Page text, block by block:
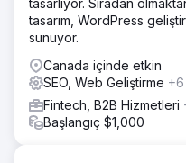
tasarım, WordPress
sunuyor.
Canada içinde etkin
SEO, Web Geliştirme +6
Fintech, B2B Hizmetleri
Başlangıç $1,000